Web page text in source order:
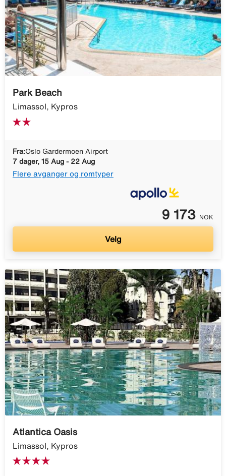
Park Beach
Limassol, Kypros
Fra:Oslo Gardermoen Airport
7 dager, 15 Aug - 22 Aug
Flere avganger og romtyper
9 173 NOK
Velg
Atlantica Oasis
Limassol, Kypros